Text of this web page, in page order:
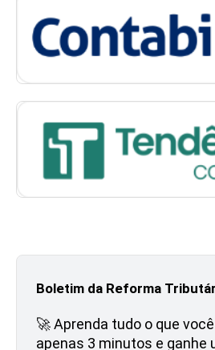
Boletim da Reforma
🚀 Aprenda tudo o que
apenas 3 minutos e ganhe